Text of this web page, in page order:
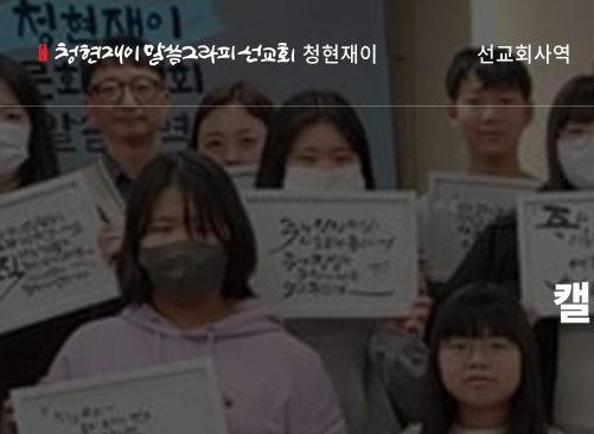
청현재이 선교회사역